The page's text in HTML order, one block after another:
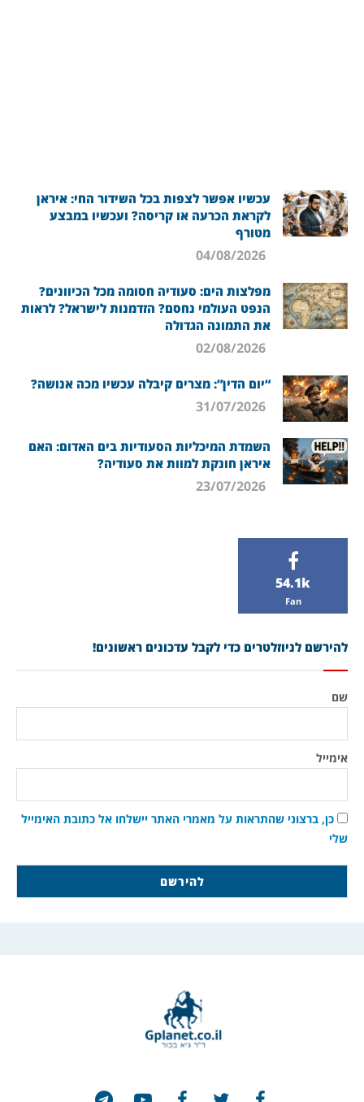
עכשיו אפשר לצפות בכל השידור החי: איראן
לקראת הכרעה או קריסה? ועכשיו במבצע
מטורף
מפלצות הים: סעודיה חסומה מכל הכיוונים?
הנפט העולמי נחסם? הזדמנות לישראל? לראות
את התמונה הגדולה
“יום הדין”: מצרים קיבלה עכשיו מכה אנושה?
השמדת המיכליות הסעודיות בים האדום: האם
איראן חונקת למוות את סעודיה?
54.1k
Fan
להירשם לניוזלטרים כדי לקבל עדכונים ראשונים!
שם
אימייל
כן, ברצוני שהתראות על מאמרי האתר יישלחו אל כתובת האימייל
שלי